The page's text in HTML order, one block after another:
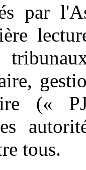
par
(«
tous.